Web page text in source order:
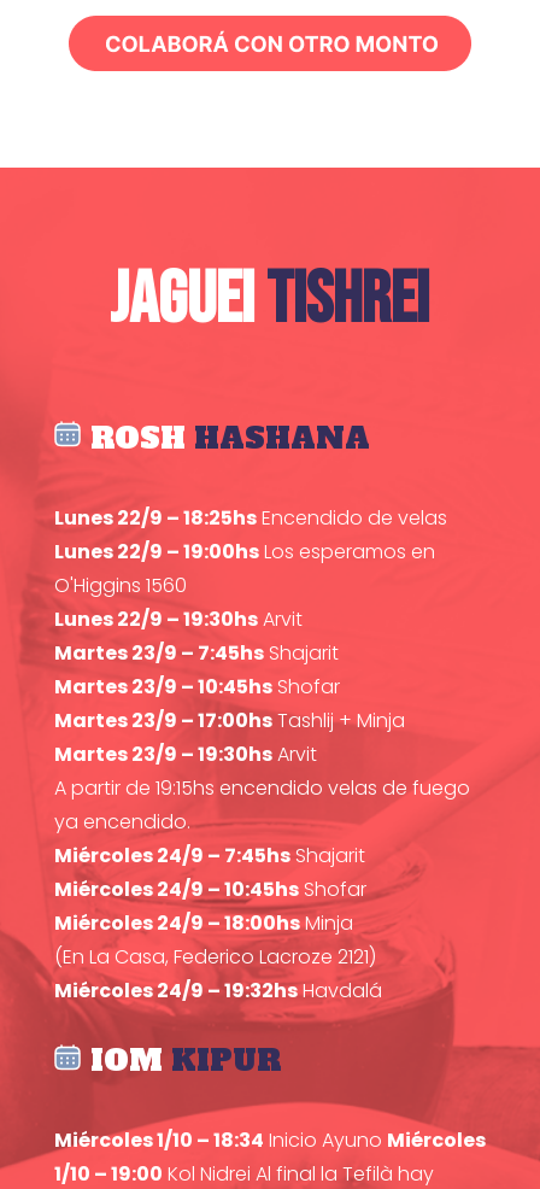
JAGUEITISHREI
ROSH HASHANA
Lunes 22/9 – 18:25hsEncendido de velas
Lunes 22/9 – 19:00hsLos esperamos en
O'Higgins 1560
Lunes 22/9 – 19:30hsArvit
Martes 23/9 – 7:45hsShajarit
Martes 23/9 – 10:45hsShofar
Martes 23/9 – 17:00hsTashlij + Minja
Martes 23/9 – 19:30hsArvit
A partir de 19:15hs encendido velas de fuego
ya encendido.
Miércoles 24/9 – 7:45hsShajarit
Miércoles 24/9 – 10:45hsShofar
Miércoles 24/9 – 18:00hsMinja
(En La Casa, Federico Lacroze 2121)
Miércoles 24/9 – 19:32hsHavdalá
IOM KIPUR
Miércoles 1/10 – 18:34 Inicio Ayuno Miércoles
1/10 – 19:00 Kol Nidrei Al final la Tefilà hay